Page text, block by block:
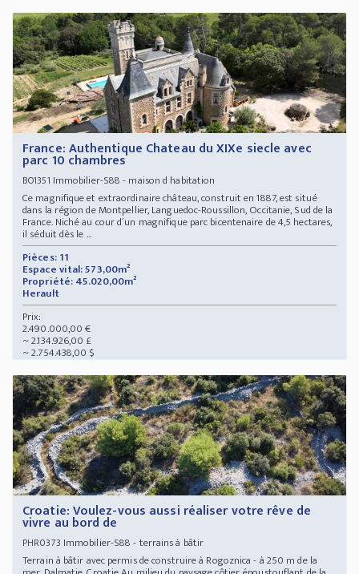
France: Authentique Chateau du XIXe siecle avec
parc 10 chambres
BO1351 Immobilier-S88 - maison d habitation
Ce magnifique et extraordinaire château, construit en 1887, est situé
dans la région de Montpellier, Languedoc-Roussillon, Occitanie, Sud de la
France. Niché au cour d´un magnifique parc bicentenaire de 4,5 hectares,
il séduit dès le ...
Pièces: 11
Espace vital: 573,00m²
Propriété: 45.020,00m²
Herault
Prix:
2.490.000,00 €
~ 2.134.926,00 £
~ 2.754.438,00 $
Croatie: Voulez-vous aussi réaliser votre rêve de
vivre au bord de
PHR0373 Immobilier-S88 - terrains à bâtir
Terrain à bâtir avec permis de construire à Rogoznica - à 250 m de la